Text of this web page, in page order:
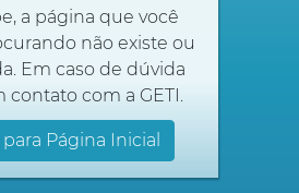
a página que você
não existe ou
Em caso de dúvida
contato com a GETI.
Página Inicial